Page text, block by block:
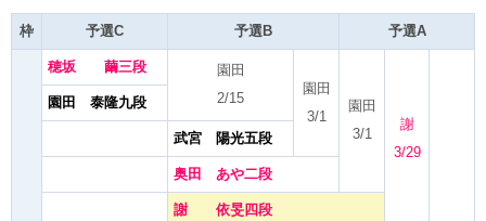
枠 予選C 予選B 予選A
穂坂 繭三段
園田
2/15
園田
3/1
園田
3/1
謝
3/29
園田 泰隆九段
武宮 陽光五段
奥田 あや二段
謝 依旻四段